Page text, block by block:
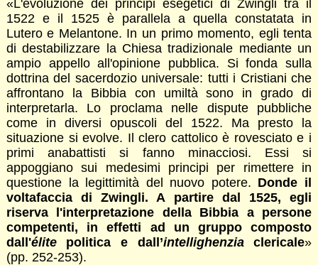
«L'evoluzione dei principi esegetici di Zwingli tra il
1522 e il 1525 è parallela a quella constatata in
Lutero e Melantone. In un primo momento, egli tenta
di destabilizzare la Chiesa tradizionale mediante un
ampio appello all'opinione pubblica. Si fonda sulla
dottrina del sacerdozio universale: tutti i Cristiani che
affrontano la Bibbia con umiltà sono in grado di
interpretarla. Lo proclama nelle dispute pubbliche
come in diversi opuscoli del 1522. Ma presto la
situazione si evolve. Il clero cattolico è rovesciato e i
primi anabattisti si fanno minacciosi. Essi si
appoggiano sui medesimi principi per rimettere in
questione la legittimità del nuovo potere. Donde il
voltafaccia di Zwingli. A partire dal 1525, egli
riserva l'interpretazione della Bibbia a persone
competenti, in effetti ad un gruppo composto
dall'élitepolitica e dall’intellighenziaclericale»
(pp. 252-253).